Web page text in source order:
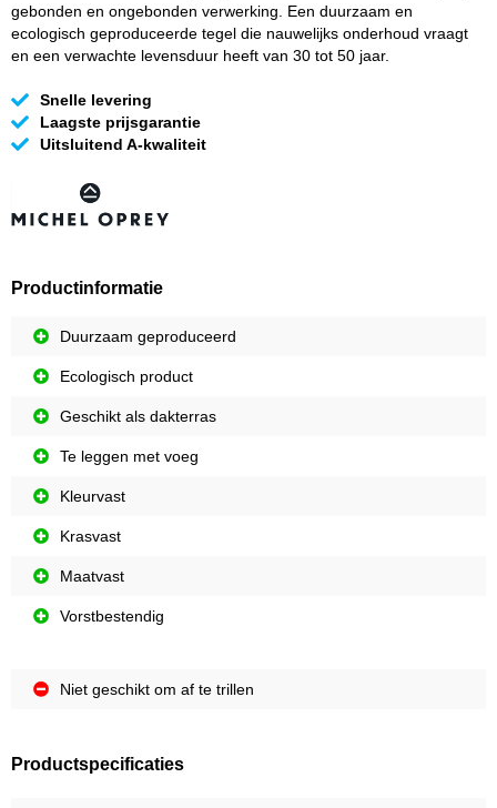
gebonden en ongebonden verwerking. Een duurzaam en
ecologisch geproduceerde tegel die nauwelijks onderhoud vraagt
en een verwachte levensduur heeft van 30 tot 50 jaar.
Snelle levering
Laagste prijsgarantie
Uitsluitend A-kwaliteit
Productinformatie
Duurzaam geproduceerd
Ecologisch product
Geschikt als dakterras
Te leggen met voeg
Kleurvast
Krasvast
Maatvast
Vorstbestendig
Niet geschikt om af te trillen
Productspecificaties